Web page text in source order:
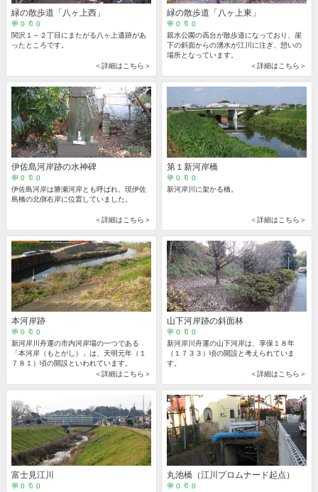
緑の散歩道「八ヶ上西」
💬 0 🔖 0
関沢１～２丁目にまたがる八ヶ上遺跡があ
ったところです。
＜詳細はこちら＞
緑の散歩道「八ヶ上東」
💬 0 🔖 0
親水公園の高台が散歩道になっており、崖
下の斜面からの湧水が江川に注ぎ、憩いの
場所となっています。
＜詳細はこちら＞
伊佐島河岸跡の水神碑
💬 0 🔖 0
伊佐島河岸は勝瀬河岸とも呼ばれ、現伊佐
島橋の北側右岸に位置していました。
＜詳細はこちら＞
第１新河岸橋
💬 0 🔖 0
新河岸川に架かる橋。
＜詳細はこちら＞
本河岸跡
💬 0 🔖 0
新河岸川舟運の市内河岸場の一つである
「本河岸（もとがし）」は、天明元年（１
７８１）頃の開設といわれています。
＜詳細はこちら＞
山下河岸跡の斜面林
💬 0 🔖 0
新河岸川舟運の山下河岸は、享保１８年
（１７３３）頃の開設と考えられていま
す。
＜詳細はこちら＞
富士見江川
💬 0 🔖 0
丸池橋（江川プロムナード起点）
💬 0 🔖 0